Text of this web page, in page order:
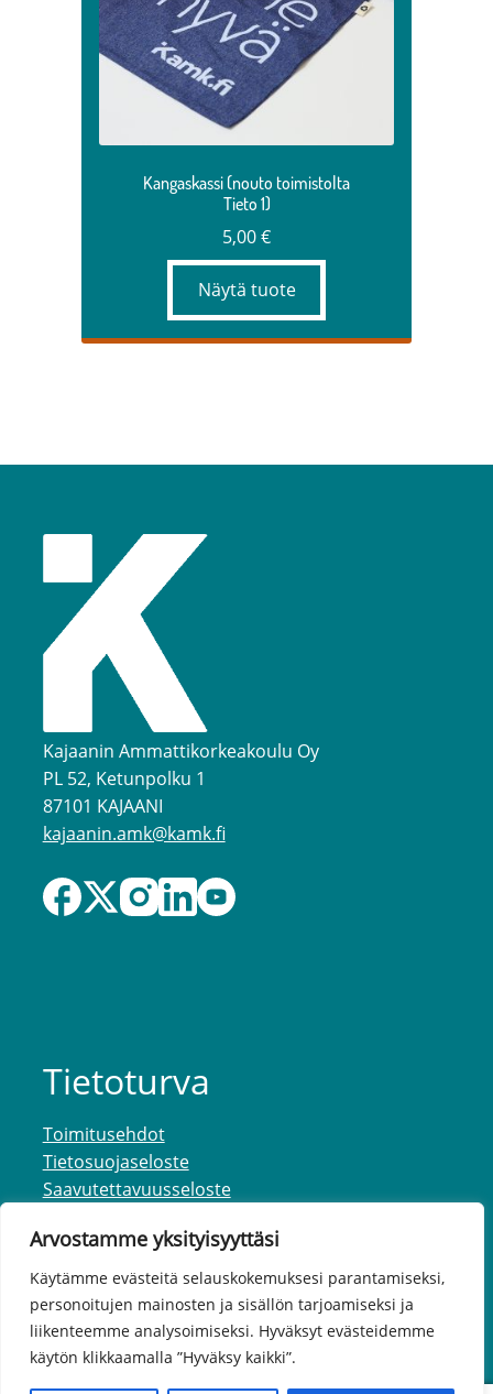
Arvostamme yksityisyyttäsi
Käytämme evästeitä selauskokemuksesi parantamiseksi,
personoitujen mainosten ja sisällön tarjoamiseksi ja
liikenteemme analysoimiseksi. Hyväksyt evästeidemme
käytön klikkaamalla ”Hyväksy kaikki”.
Kangaskassi (nouto toimistolta
Tieto 1)
5,00€
Näytä tuote
Kajaanin Ammattikorkeakoulu Oy
PL 52, Ketunpolku 1
87101 KAJAANI
kajaanin.amk@kamk.fi
Tietoturva
Toimitusehdot
Tietosuojaseloste
Saavutettavuusseloste